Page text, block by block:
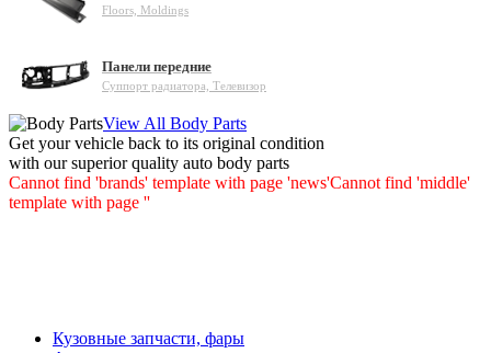
Floors, Moldings
Панели передние
Суппорт радиатора, Телевизор
View All Body Parts
Get your vehicle back to its original condition
with our superior quality auto body parts
Cannot find 'brands' template with page 'news'Cannot find 'middle'
template with page ''
Кузовные запчасти, фары